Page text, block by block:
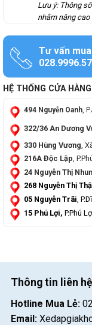
Lưu ý: Thông
nhằm nâng
Tư vấn
HỆ THỐNG CỬA HÀNG
494 Nguyễn Oanh,
322/36 An Dương
330 Hùng Vương ,
216A Độc Lập,
24 Nguyễn Thị
268 Nguyễn Thị
05 Nguyễn Trãi,
15 Phú Lợi, P.Phú
Thông tin liên hệ
Hotline Mua Lẻ:
Email: